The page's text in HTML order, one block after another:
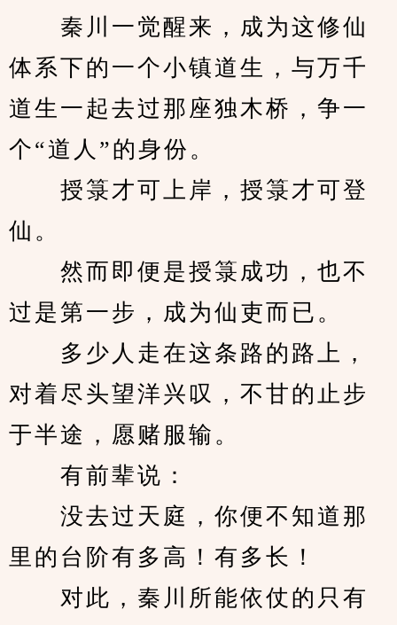
秦川一觉醒来，成为这修仙
体系下的一个小镇道生，与万千
道生一起去过那座独木桥，争一
个“道人”的身份。
授箓才可上岸，授箓才可登
仙。
然而即便是授箓成功，也不
过是第一步，成为仙吏而已。
多少人走在这条路的路上，
对着尽头望洋兴叹，不甘的止步
于半途，愿赌服输。
有前辈说：
没去过天庭，你便不知道那
里的台阶有多高！有多长！
对此，秦川所能依仗的只有